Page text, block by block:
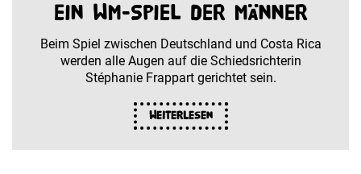
ein WM-Spiel der Männer
Beim Spiel zwischen Deutschland und Costa Rica
werden alle Augen auf die Schiedsrichterin
Stéphanie Frappart gerichtet sein.
Weiterlesen